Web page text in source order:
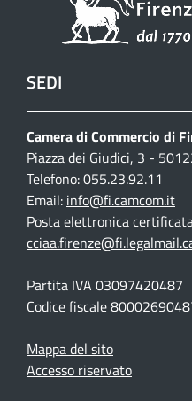
SEDI
Camera di Commercio di
Piazza dei Giudici, 3 -
Telefono: 055.23.92.11
Email: info@fi.camcom.it
Posta elettronica
Partita IVA 03097420487
Codice fiscale
Mappa del sito
Accesso riservato